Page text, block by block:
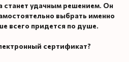
станет удачным решением. Он
выбрать именно
всего придется по душе.
сертификат?